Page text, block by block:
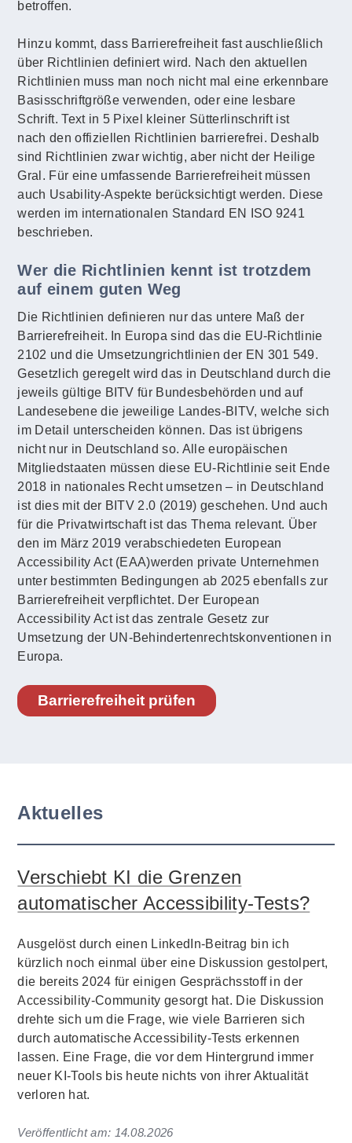
betroffen.
Hinzu kommt, dass Barrierefreiheit fast auschließlich
über Richtlinien definiert wird. Nach den aktuellen
Richtlinien muss man noch nicht mal eine erkennbare
Basisschriftgröße verwenden, oder eine lesbare
Schrift. Text in 5 Pixel kleiner Sütterlinschrift ist
nach den offiziellen Richtlinien barrierefrei. Deshalb
sind Richtlinien zwar wichtig, aber nicht der Heilige
Gral. Für eine umfassende Barrierefreiheit müssen
auch Usability-Aspekte berücksichtigt werden. Diese
werden im internationalen Standard EN ISO 9241
beschrieben.
Wer die Richtlinien kennt ist trotzdem
auf einem guten Weg
Die Richtlinien definieren nur das untere Maß der
Barrierefreiheit. In Europa sind das die EU-Richtlinie
2102 und die Umsetzungrichtlinien der EN 301 549.
Gesetzlich geregelt wird das in Deutschland durch die
jeweils gültige BITV für Bundesbehörden und auf
Landesebene die jeweilige Landes-BITV, welche sich
im Detail unterscheiden können. Das ist übrigens
nicht nur in Deutschland so. Alle europäischen
Mitgliedstaaten müssen diese EU-Richtlinie seit Ende
2018 in nationales Recht umsetzen – in Deutschland
ist dies mit der BITV 2.0 (2019) geschehen. Und auch
für die Privatwirtschaft ist das Thema relevant. Über
den im März 2019 verabschiedeten European
Accessibility Act (EAA)werden private Unternehmen
unter bestimmten Bedingungen ab 2025 ebenfalls zur
Barrierefreiheit verpflichtet. Der European
Accessibility Act ist das zentrale Gesetz zur
Umsetzung der UN-Behindertenrechtskonventionen in
Europa.
Barrierefreiheit prüfen
Aktuelles
Verschiebt KI die Grenzen
automatischer Accessibility-Tests?
Ausgelöst durch einen LinkedIn-Beitrag bin ich
kürzlich noch einmal über eine Diskussion gestolpert,
die bereits 2024 für einigen Gesprächsstoff in der
Accessibility-Community gesorgt hat. Die Diskussion
drehte sich um die Frage, wie viele Barrieren sich
durch automatische Accessibility-Tests erkennen
lassen. Eine Frage, die vor dem Hintergrund immer
neuer KI-Tools bis heute nichts von ihrer Aktualität
verloren hat.
Veröffentlicht am: 14.08.2026